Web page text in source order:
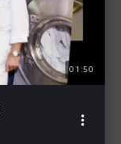
01:50